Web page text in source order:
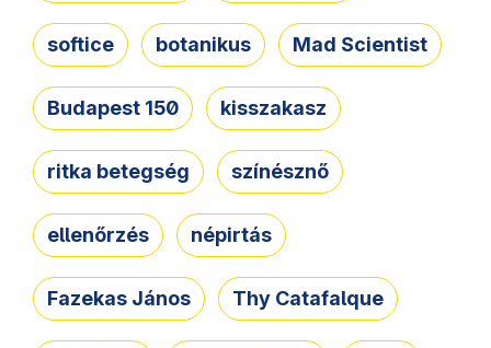
softice botanikus Mad Scientist
Budapest 150 kisszakasz
ritka betegség színésznő
ellenőrzés népirtás
Fazekas János Thy Catafalque